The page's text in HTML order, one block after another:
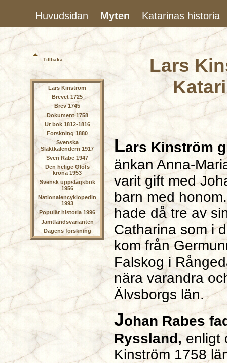
Huvudsidan Myten Katarinas historia
Tillbaka
Lars Kinström
Brevet 1725
Brev 1745
Dokument 1758
Ur bok 1812-1816
Forskning 1880
Svenska
Släktkalendern 1917
Sven Rabe 1947
Den helige Olofs
krona 1953
Svensk uppslagsbok
1956
Nationalencyklopedin
1993
Populär historia 1996
Jämtlandsvarianten
Dagens forskning
Lars
Lars Kinström
änkan Anna-
varit gift med
barn med
hade då tre av
Catharina som i
kom från
Falskog i
nära varandra
Älvsborgs län.
Johan Rabes
Ryssland,enligt
Kinström 1758